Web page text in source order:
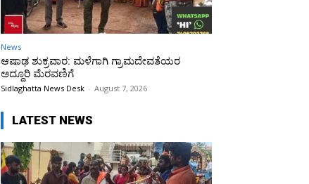
News
ಆಷಾಢ ಶುಕ್ರವಾರ: ಮಳೆಗಾಗಿ ಗ್ರಾಮದೇವತೆಯರ
ಅದ್ದೂರಿ ಮೆರವಣಿಗೆ
Sidlaghatta News Desk - August 7, 2026
LATEST NEWS